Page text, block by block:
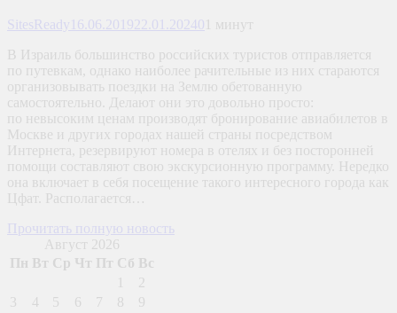
SitesReady 16.06.201922.01.2024 0 1 минут
В Израиль большинство российских туристов отправляется
по путевкам, однако наиболее рачительные из них стараются
организовывать поездки на Землю обетованную
самостоятельно. Делают они это довольно просто:
по невысоким ценам производят бронирование авиабилетов в
Москве и других городах нашей страны посредством
Интернета, резервируют номера в отелях и без посторонней
помощи составляют свою экскурсионную программу. Нередко
она включает в себя посещение такого интересного города как
Цфат. Располагается…
Прочитать полную новость
Август 2026
Пн Вт Ср Чт Пт Сб Вс
2
3
4 5 6 7 8
9